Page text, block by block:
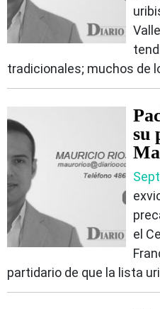
tradicionales; muchos de
su
el
partidario de que la lista